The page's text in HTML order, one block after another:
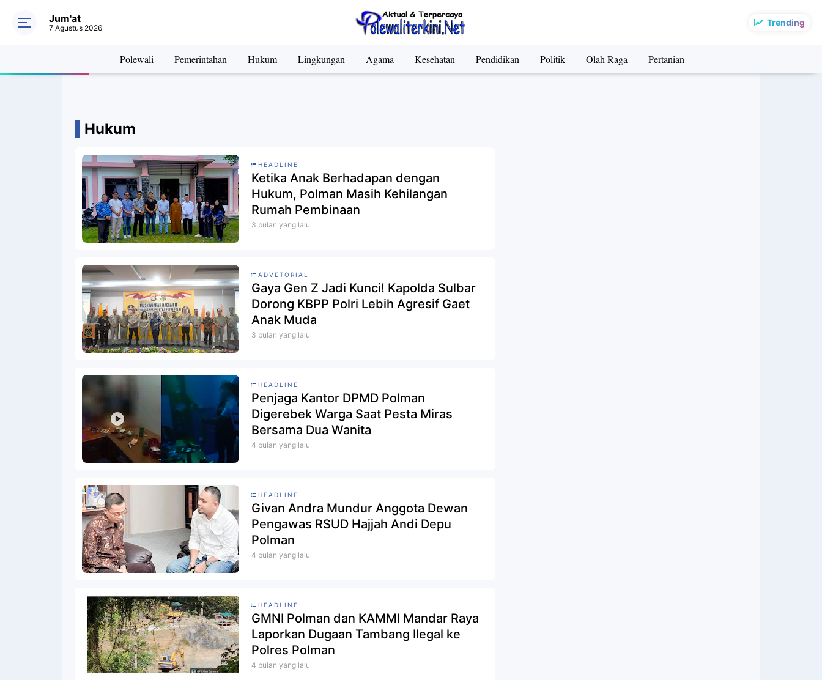
Trending
Jum'at
7 Agustus 2026
Polewali Pemerintahan Hukum Lingkungan Agama Kesehatan Pendidikan Politik Olah Raga Pertanian
Hukum
HEADLINE
Ketika Anak Berhadapan dengan
Hukum, Polman Masih Kehilangan
Rumah Pembinaan
3 bulan yang lalu
ADVETORIAL
Gaya Gen Z Jadi Kunci! Kapolda Sulbar
Dorong KBPP Polri Lebih Agresif Gaet
Anak Muda
3 bulan yang lalu
HEADLINE
Penjaga Kantor DPMD Polman
Digerebek Warga Saat Pesta Miras
Bersama Dua Wanita
4 bulan yang lalu
HEADLINE
Givan Andra Mundur Anggota Dewan
Pengawas RSUD Hajjah Andi Depu
Polman
4 bulan yang lalu
HEADLINE
GMNI Polman dan KAMMI Mandar Raya
Laporkan Dugaan Tambang Ilegal ke
Polres Polman
4 bulan yang lalu